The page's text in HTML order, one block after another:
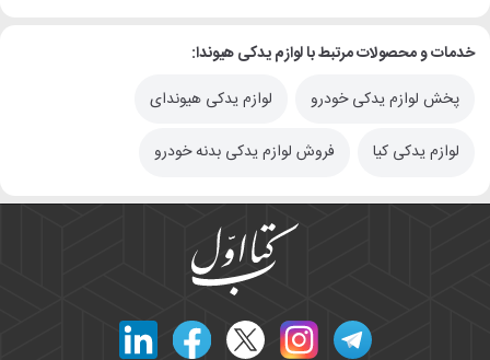
خدمات و محصولات مرتبط با لوازم یدکی هیوندا:
پخش لوازم یدکی خودرو
لوازم یدکی هیوندای
لوازم یدکی کیا فروش لوازم یدکی بدنه خودرو